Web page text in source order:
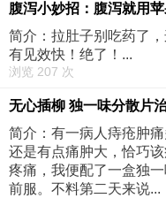
腹泻小妙招：腹泻就用
简介：拉肚子别吃药了
有见效快！绝了！...
浏览 207 次
无心插柳 独一味分散片
简介：有一病人痔疮肿
还是有点痛肿大，恰巧
疼痛，我便配了一盒独
前服。不料第二天来说...